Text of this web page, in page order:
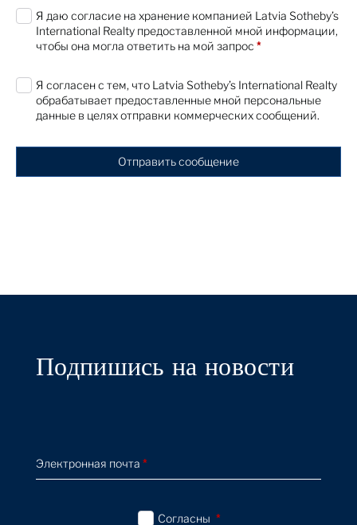
Я даю согласие на хранение компанией Latvia Sotheby’s
International Realty предоставленной мной информации,
чтобы она могла ответить на мой запрос *
Я согласен с тем, что Latvia Sotheby’s International Realty
обрабатывает предоставленные мной персональные
данные в целях отправки коммерческих сообщений.
Отправить сообщение
Подпишись на новости
Электронная почта *
Согласны *